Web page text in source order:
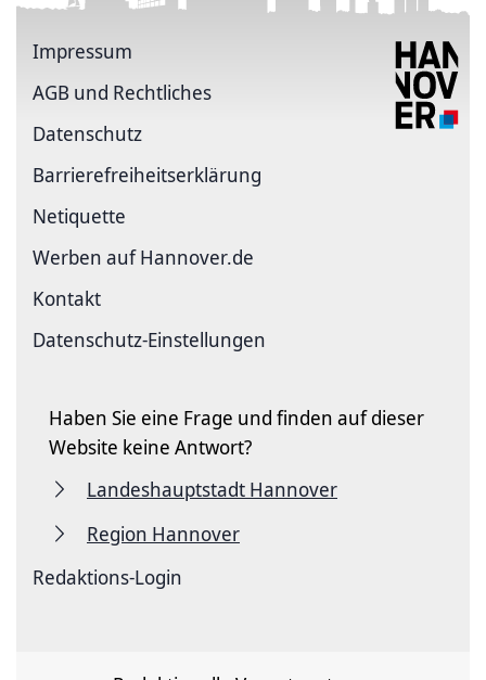
Impressum
AGB und Rechtliches
Datenschutz
Barriere­freiheits­erklärung
Netiquette
Werben auf Hannover.de
Kontakt
Datenschutz-Einstellungen
Haben Sie eine Frage und finden auf dieser
Website keine Antwort?
Landeshauptstadt Hannover
Region Hannover
Redaktions-Login